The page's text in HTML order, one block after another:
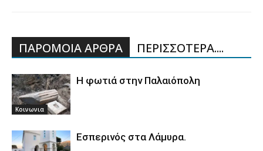
ΠΑΡΟΜΟΙΑ ΑΡΘΡΑ ΠΕΡΙΣΣΟΤΕΡΑ....
Κοινωνια
Η φωτιά στην Παλαιόπολη
Εσπερινός στα Λάμυρα.